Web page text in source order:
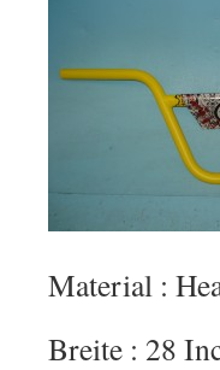
Material :
Breite : 28